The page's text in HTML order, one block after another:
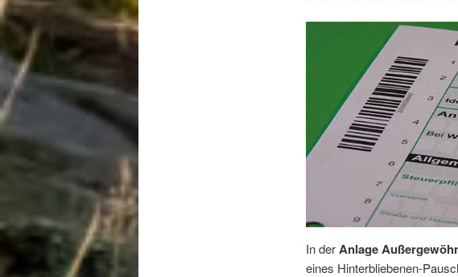
In derAnlage
eines Hinterbliebenen-